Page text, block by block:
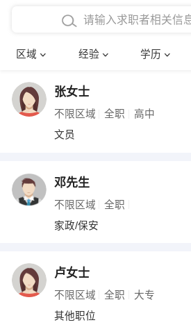
区域 经验 学历
在校学生工作经验
四年以上工作经验
五年以上工作经验
博士
文员
财务会计
网络IT
收银员
水电/机修
确定
张女士
不限区域 全职 高中
文员
邓先生
不限区域 全职
家政/保安
卢女士
不限区域 全职 大专
其他职位